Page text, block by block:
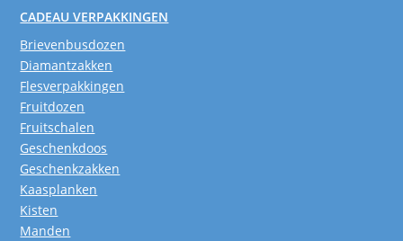
CADEAU VERPAKKINGEN
Brievenbusdozen
Diamantzakken
Flesverpakkingen
Fruitdozen
Fruitschalen
Geschenkdoos
Geschenkzakken
Kaasplanken
Kisten
Manden